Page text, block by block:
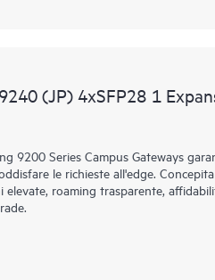
(JP) 4xSFP28 1
9200 Series Campus Gateways
le richieste all'edge.
elevate, roaming trasparente,